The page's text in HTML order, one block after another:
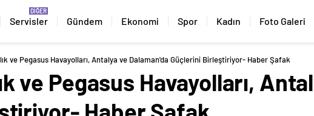
Servisler Gündem Ekonomi Spor Kadın Foto Galeri
ve Pegasus Havayolları, Antalya ve Dalaman'da Güçlerini Birleştiriyor- Haber Şafak
ve Pegasus Havayolları,